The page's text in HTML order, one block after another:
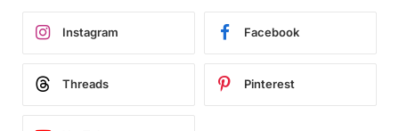
Instagram Facebook
Threads Pinterest